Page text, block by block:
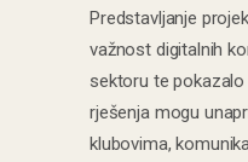
Predstavljanje
važnost digitalnih
sektoru te
rješenja mogu
klubovima,